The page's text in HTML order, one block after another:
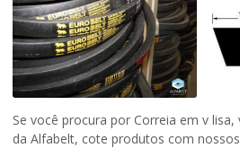
Se você procura por Correia em v
da Alfabelt, cote produtos com